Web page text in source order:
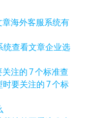
章海外客服系统有
查看文章企业选
查
要关注的 7 个标